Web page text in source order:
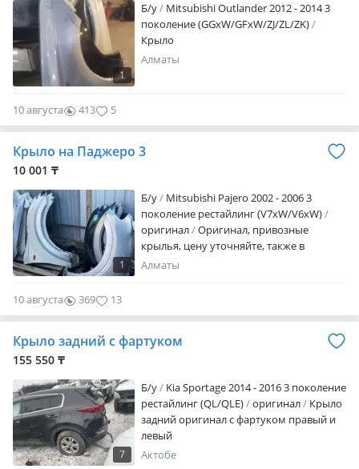
1
Б/y
Mitsubishi Outlander 2012 - 2014 3
поколение (GGxW/GFxW/ZJ/ZL/ZK)
Крыло
Алматы
10 августа 413 5
Крыло на Паджеро 3
10 001 ₸
1
Б/y
Mitsubishi Pajero 2002 - 2006 3
поколение рестайлинг (V7xW/V6xW)
оригинал
Оригинал, привозные
крылья, цену уточняйте, также в
наличии другие оригинальные
Алматы
10 августа 369 13
Крыло задний с фартуком
155 550 ₸
7
Б/y
Kia Sportage 2014 - 2016 3 поколение
рестайлинг (QL/QLE)
оригинал
Крыло
задний оригинал с фартуком правый и
левый
Актобе